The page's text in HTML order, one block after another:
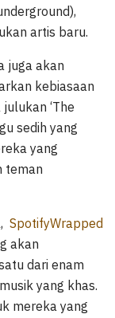
artis baru.
juga akan
kebiasaan
‘The
sedih yang
yang
teman
SpotifyWrapped
akan
dari enam
yang khas.
mereka yang